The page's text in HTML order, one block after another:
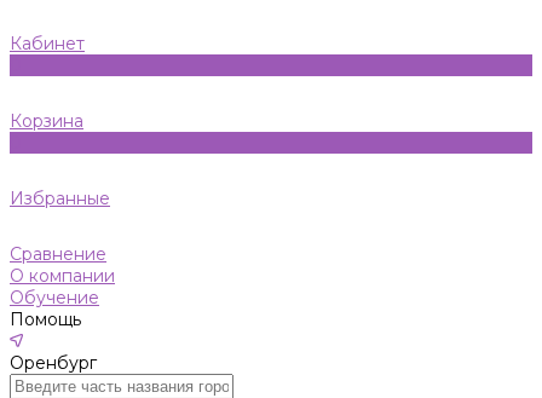
Кабинет
Корзина
Избранные
Сравнение
О компании
Обучение
Помощь
Оренбург